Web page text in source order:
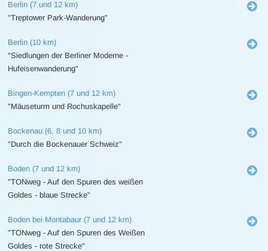
Berlin (7 und 12 km)
"Treptower Park-Wanderung"
Berlin (10 km)
"Siedlungen der Berliner Moderne -
Hufeisenwanderung"
Bingen-Kempten (7 und 12 km)
"Mäuseturm und Rochuskapelle"
Bockenau (6, 8 und 10 km)
"Durch die Bockenauer Schweiz"
Boden (7 und 12 km)
"TONweg - Auf den Spuren des weißen
Goldes - blaue Strecke"
Boden bei Montabaur (7 und 12 km)
"TONweg - Auf den Spuren des Weißen
Goldes - rote Strecke"